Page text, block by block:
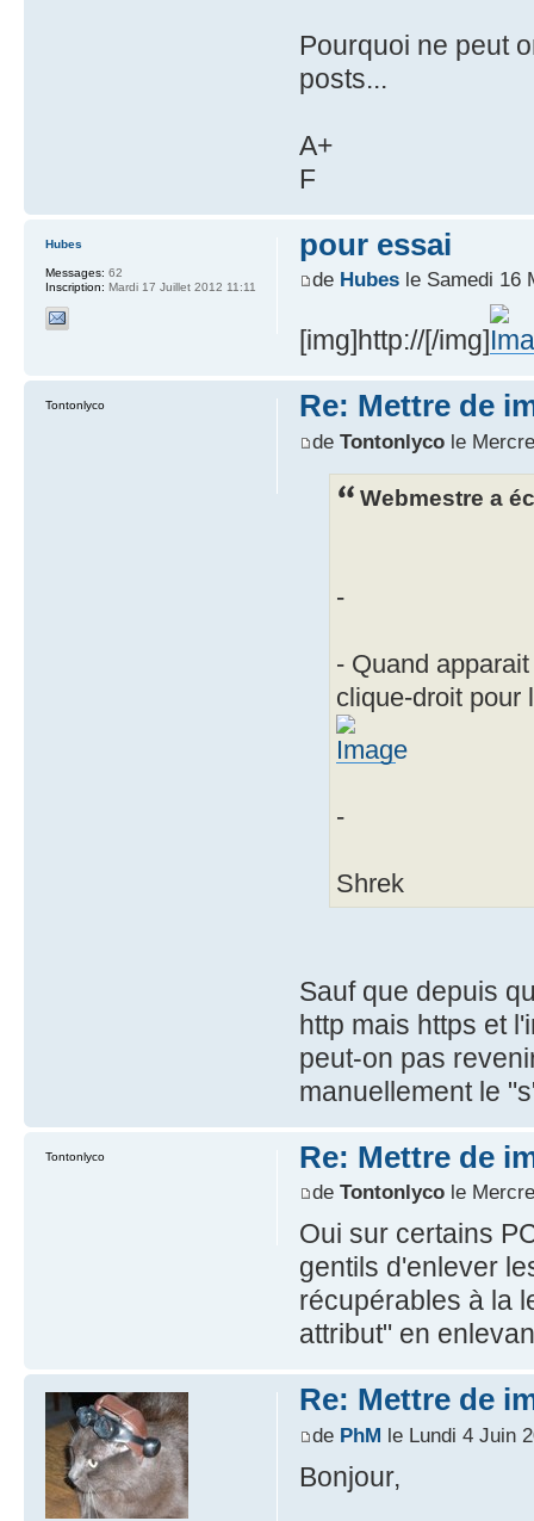
Pourquoi ne peut
posts...
A+
F
pour essai
de Hubesle Samedi 16
[img]http://[/img]
Hubes
Messages: 62
Inscription: Mardi 17 Juillet 2012 11:11
Re: Mettre de
de Tontonlycole
Webmestre a
-
- Quand
clique-droit pour
-
Shrek
Sauf que depuis
http mais https et
peut-on pas
manuellement le
Tontonlyco
Re: Mettre de
de Tontonlycole
Oui sur certains
gentils d'enlever
récupérables à la
attribut" en
Tontonlyco
Re: Mettre de
de PhM le Lundi 4 Juin
Bonjour,